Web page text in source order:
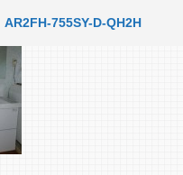
755SY-D-QH2H